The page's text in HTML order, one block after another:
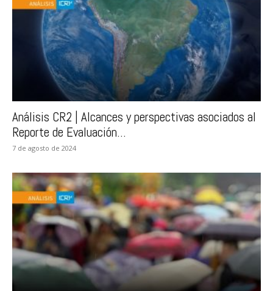
Análisis CR2 | Alcances y perspectivas asociados al
Reporte de Evaluación...
7 de agosto de 2024